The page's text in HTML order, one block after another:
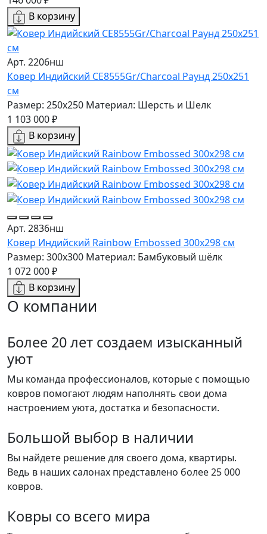
В корзину
Арт. 2206нш
Ковер Индийский CE8555Gr/Charcoal Раунд 250x251
см
Размер: 250x250 Материал: Шерсть и Шелк
1 103 000 ₽
В корзину
Арт. 2836нш
Ковер Индийский Rainbow Embossed 300x298 см
Размер: 300x300 Материал: Бамбуковый шёлк
1 072 000 ₽
В корзину
О компании
Более 20 лет создаем изысканный
уют
Мы команда профессионалов, которые с помощью
ковров помогают людям наполнять свои дома
настроением уюта, достатка и безопасности.
Большой выбор в наличии
Вы найдете решение для своего дома, квартиры.
Ведь в наших салонах представлено более 25 000
ковров.
Ковры со всего мира